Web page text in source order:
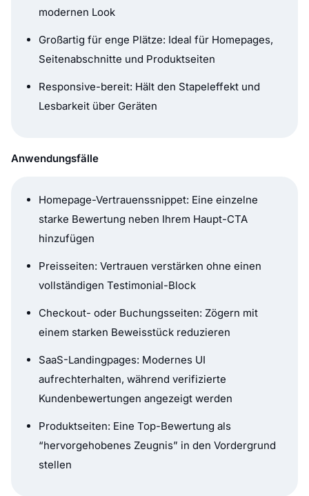
modernen Look
Großartig für enge Plätze: Ideal für Homepages,
Seitenabschnitte und Produktseiten
Responsive-bereit: Hält den Stapeleffekt und
Lesbarkeit über Geräten
Anwendungsfälle
Homepage-Vertrauenssnippet: Eine einzelne
starke Bewertung neben Ihrem Haupt-CTA
hinzufügen
Preisseiten: Vertrauen verstärken ohne einen
vollständigen Testimonial-Block
Checkout- oder Buchungsseiten: Zögern mit
einem starken Beweisstück reduzieren
SaaS-Landingpages: Modernes UI
aufrechterhalten, während verifizierte
Kundenbewertungen angezeigt werden
Produktseiten: Eine Top-Bewertung als
“hervorgehobenes Zeugnis” in den Vordergrund
stellen